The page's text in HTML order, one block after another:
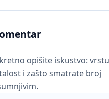
opišite iskustvo: vrstu
i zašto smatrate broj